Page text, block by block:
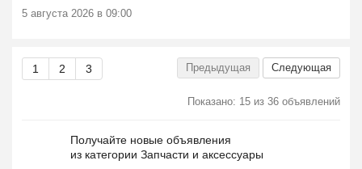
5 августа 2026 в 09:00
1 2 3 Предыдущая Следующая
Показано: 15 из 36 объявлений
Получайте новые объявления
из категории Запчасти и аксессуары